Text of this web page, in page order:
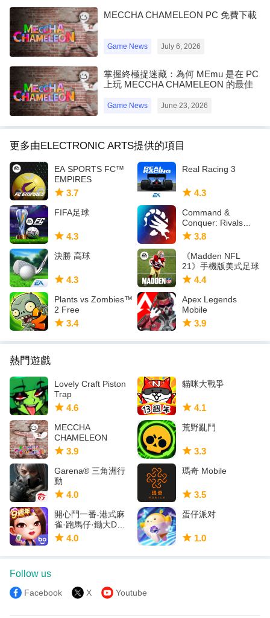
使用者協議：terms.ea.com/tc
隱私與Cookie政策：privacy.ea.com/tc
請造訪 help.ea.com/tw 以取得支援或查詢。
EA在下列網址發佈通知30天後，可能將其線上功能收回：
ea.com/zh-tw/service-updates。
MECCHA CHAMELEON PC 免費下載
Game News July 6, 2026
掌握終極捉迷藏：為何 MEmu 是在 PC
上玩 MECCHA CHAMELEON 的最佳
Game News June 23, 2026
更多由ELECTRONIC ARTS提供的項目
EA SPORTS FC™
EMPIRES
3.7
Real Racing 3
4.3
FIFA足球
4.3
Command &
Conquer: Rivals
PVP3.8
決勝 高球
4.3
《Madden NFL
21》手機版美式足球
4.4
Plants vs Zombies™
2 Free
3.4
Apex Legends
Mobile
3.9
熱門遊戲
Lovely Craft Piston
Trap
4.6
貓咪大戰爭
4.1
MECCHA
CHAMELEON
3.9
荒野亂鬥
3.3
Garena® 三角洲行
動
4.0
瑪奇 Mobile
3.5
開心鬥一番-港式麻
雀·跑馬仔·鋤大D等5
IN 14.0
蛋仔派对
1.0
Follow us
Facebook X Youtube